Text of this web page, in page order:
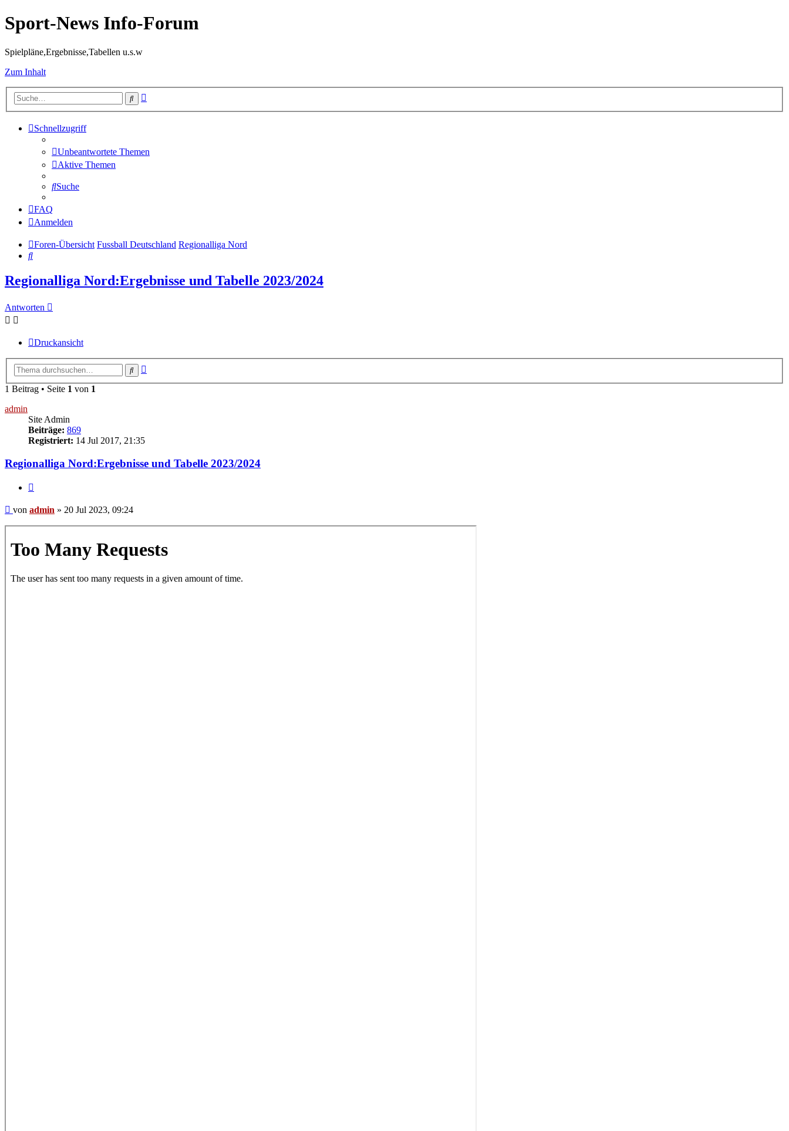
Sport-News Info-Forum
Spielpläne,Ergebnisse,Tabellen u.s.w
Zum Inhalt
Suche
Schnellzugriff
Unbeantwortete Themen
Aktive Themen
Suche
FAQ
Anmelden
Foren-Übersicht Fussball Deutschland Regionalliga Nord
Suche
Regionalliga Nord:Ergebnisse und Tabelle 2023/2024
Antworten
Druckansicht
Suche
1 Beitrag • Seite 1 von 1
admin
Site Admin
Beiträge: 869
Registriert: 14 Jul 2017, 21:35
Regionalliga Nord:Ergebnisse und Tabelle 2023/2024
Beitrag
von admin » 20 Jul 2023, 09:24